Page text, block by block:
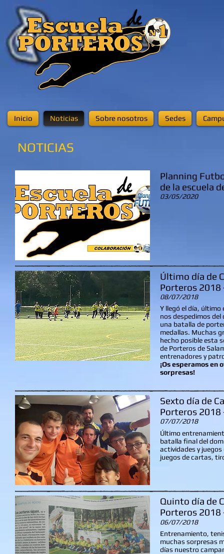
Planning
de la escuela
03/05/2020
Último día de
Porteros 2018
08/07/2018
Y llegó el día,
nos despedimos
una batalla de
medallas. Muchas
hecho posible esta
de Porteros de
entrenadores y
¡Os esperamos en
sorpresas!
Sexto día de
Porteros 2018
07/07/2018
Último
batalla final del
actividades y
juegos de cartas,
Quinto día de
Porteros 2018
06/07/2018
Entrenamiento,
muchas sorpresas
días nuestro
NOTICIAS
Inicio Noticias Sobre nosotros Sedes